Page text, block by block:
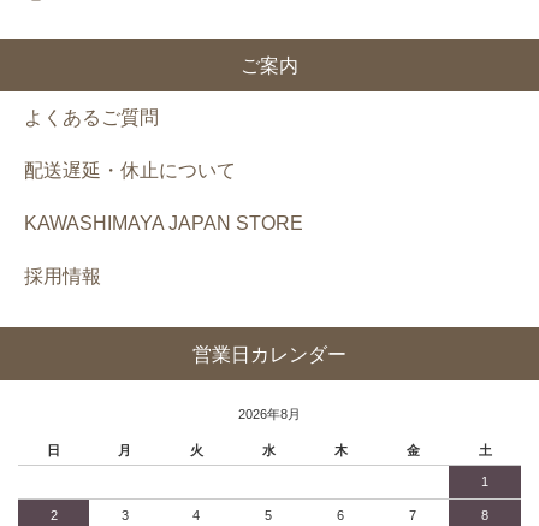
ご案内
よくあるご質問
配送遅延・休止について
KAWASHIMAYA JAPAN STORE
採用情報
営業日カレンダー
2026年8月
日 月 火 水 木 金 土
1
2 3 4 5 6 7 8